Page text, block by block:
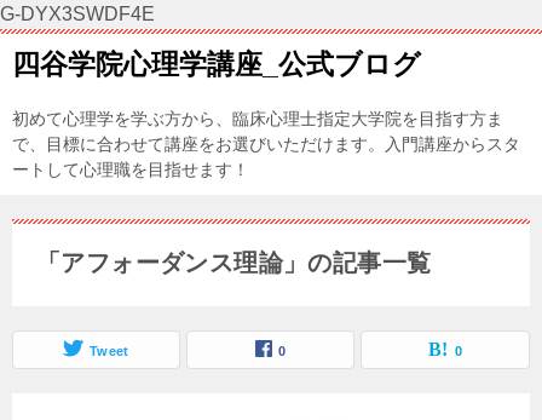
G-DYX3SWDF4E
四谷学院心理学講座_公式ブログ
初めて心理学を学ぶ方から、臨床心理士指定大学院を目指す方ま
で、目標に合わせて講座をお選びいただけます。入門講座からスタ
ートして心理職を目指せます！
「アフォーダンス理論」の記事一覧
Tweet 0 0